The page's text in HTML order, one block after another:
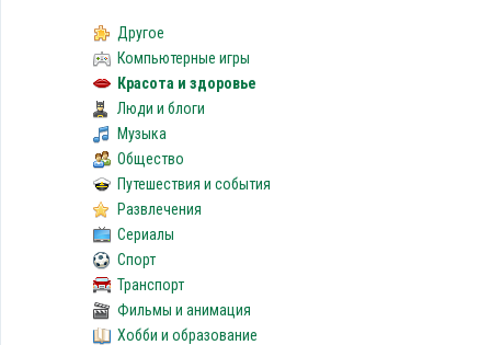
Другое
Компьютерные игры
Красота и здоровье
Люди и блоги
Музыка
Общество
Путешествия и события
Развлечения
Сериалы
Спорт
Транспорт
Фильмы и анимация
Хобби и образование